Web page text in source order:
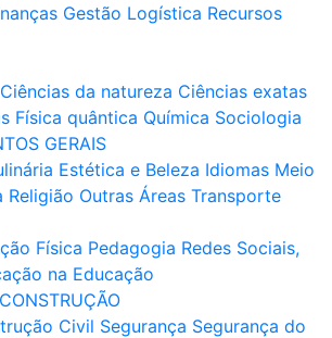
Gestão Logística Recursos
Ciências da natureza Ciências exatas
Física quântica Química Sociologia
GERAIS
Estética e Beleza Idiomas Meio
Religião Outras Áreas Transporte
Física Pedagogia Redes Sociais,
na Educação
Civil Segurança Segurança do